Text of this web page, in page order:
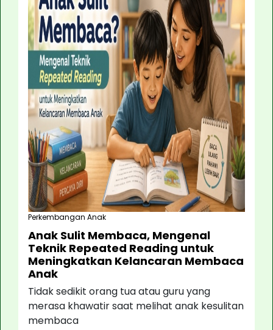
Perkembangan Anak
Anak Sulit Membaca, Mengenal
Teknik Repeated Reading untuk
Meningkatkan Kelancaran Membaca
Anak
Tidak sedikit orang tua atau guru yang
merasa khawatir saat melihat anak kesulitan
membaca